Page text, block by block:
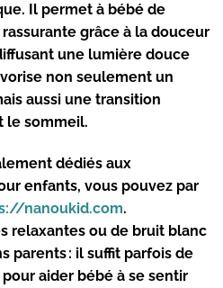
Il permet à bébé de
grâce à la douceur
une lumière douce
non seulement un
aussi une transition
le sommeil.
dédiés aux
enfants, vous pouvez par
nanoukid.com.
relaxantes ou de bruit blanc
parents : il suffit parfois de
aider bébé à se sentir